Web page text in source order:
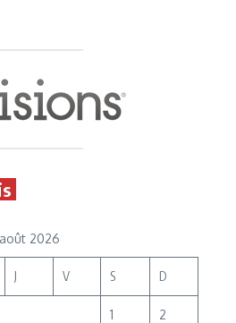
août 2026
J V S D
1 2